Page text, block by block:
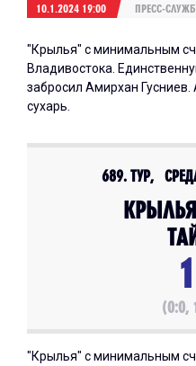
10.1.2024 19:00 ПРЕСС-
"Крылья" с минимальным
Владивостока.
забросил Амирхан
сухарь.
689. ТУР,
(0:0,
"Крылья" с минимальным